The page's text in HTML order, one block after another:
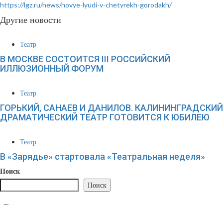
https://lgz.ru/news/novye-lyudi-v-chetyrekh-gorodakh/
Другие новости
Театр
В МОСКВЕ СОСТОИТСЯ III РОССИЙСКИЙ
ИЛЛЮЗИОННЫЙ ФОРУМ
Театр
ГОРЬКИЙ, САНАЕВ И ДАНИЛОВ. КАЛИНИНГРАДСКИЙ
ДРАМАТИЧЕСКИЙ ТЕАТР ГОТОВИТСЯ К ЮБИЛЕЮ
Театр
В «Зарядье» стартовала «Театральная неделя»
Поиск
Поиск